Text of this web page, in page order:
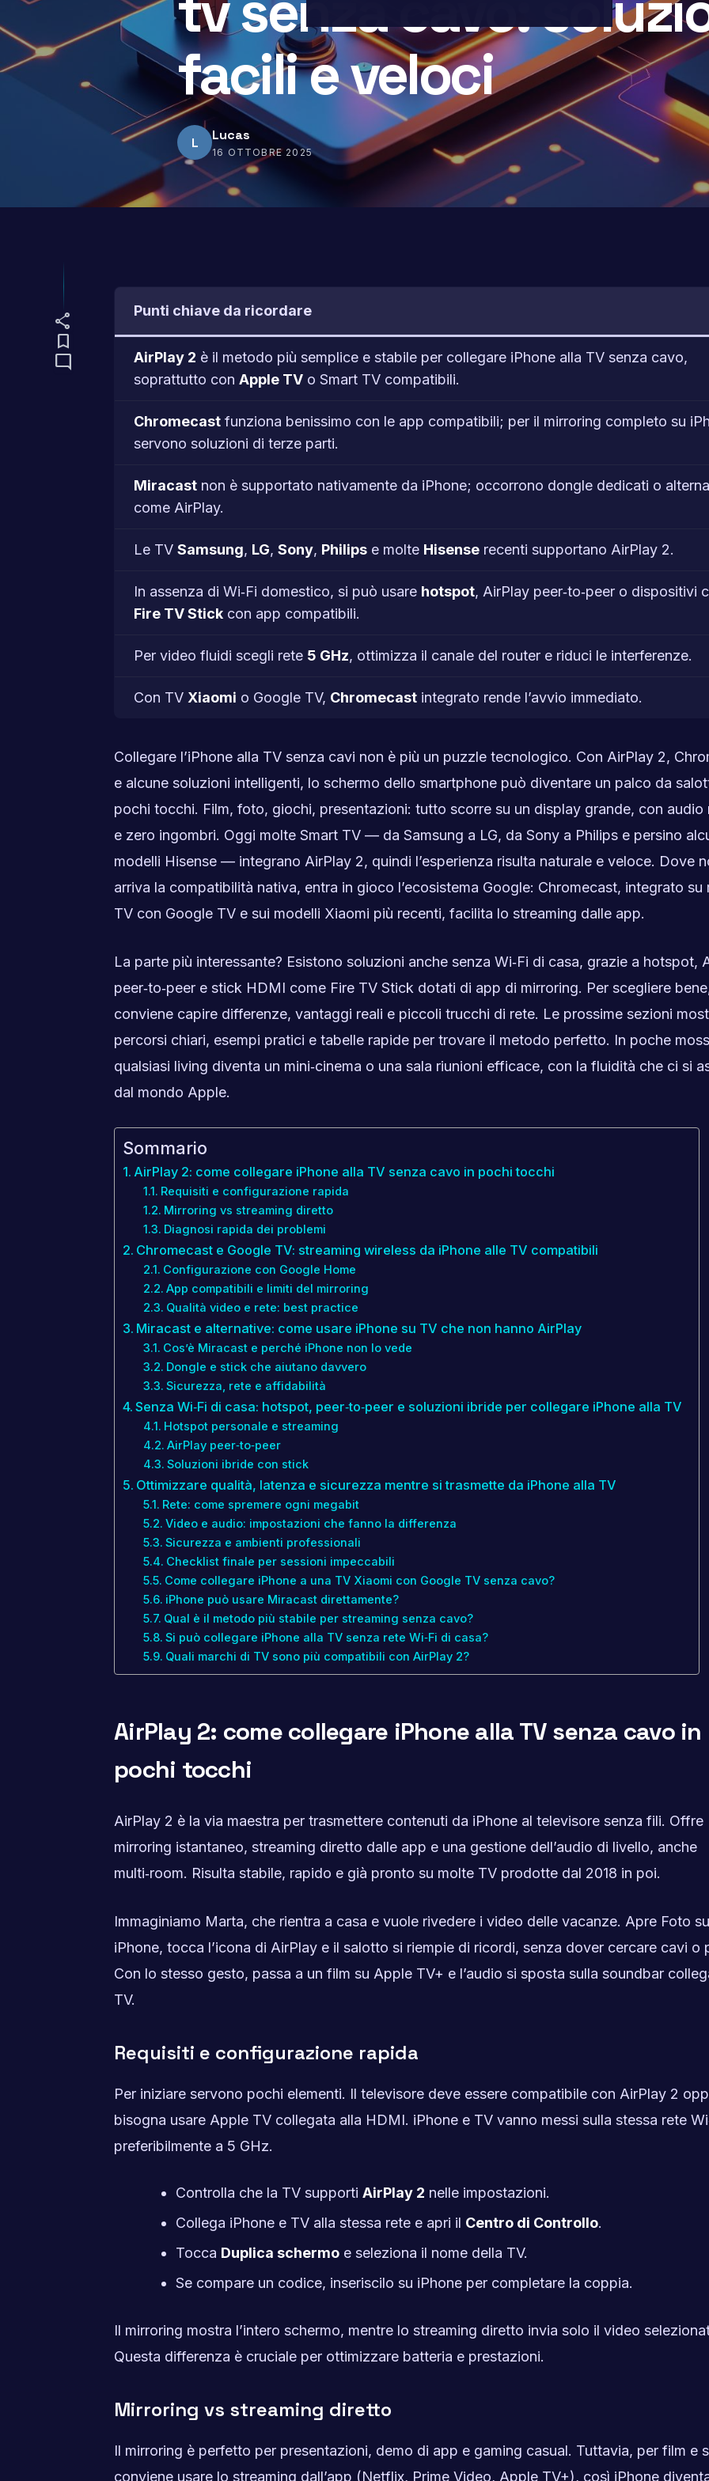
facili e veloci
L Lucas
16 OTTOBRE 2025
share
bookmark
mode_comment
Punti chiave da ricordare
AirPlay 2 è il metodo più semplice e stabile per collegare iPhone alla TV senza cavo,
soprattutto con Apple TV o Smart TV compatibili.
Chromecast funziona benissimo con le app compatibili; per il mirroring completo su
servono soluzioni di terze parti.
Miracast non è supportato nativamente da iPhone; occorrono dongle dedicati o
come AirPlay.
Le TV Samsung, LG, Sony, Philips e molte Hisense recenti supportano AirPlay 2.
In assenza di Wi‑Fi domestico, si può usare hotspot, AirPlay peer‑to‑peer o dispositivi
Fire TV Stick con app compatibili.
Per video fluidi scegli rete 5 GHz, ottimizza il canale del router e riduci le interferenze.
Con TV Xiaomi o Google TV, Chromecast integrato rende l’avvio immediato.
Collegare l’iPhone alla TV senza cavi non è più un puzzle tecnologico. Con AirPlay 2,
e alcune soluzioni intelligenti, lo schermo dello smartphone può diventare un palco da
pochi tocchi. Film, foto, giochi, presentazioni: tutto scorre su un display grande, con audio
e zero ingombri. Oggi molte Smart TV — da Samsung a LG, da Sony a Philips e persino
modelli Hisense — integrano AirPlay 2, quindi l’esperienza risulta naturale e veloce. Dove
arriva la compatibilità nativa, entra in gioco l’ecosistema Google: Chromecast, integrato su
TV con Google TV e sui modelli Xiaomi più recenti, facilita lo streaming dalle app.
La parte più interessante? Esistono soluzioni anche senza Wi‑Fi di casa, grazie a hotspot,
peer‑to‑peer e stick HDMI come Fire TV Stick dotati di app di mirroring. Per scegliere
conviene capire differenze, vantaggi reali e piccoli trucchi di rete. Le prossime sezioni
percorsi chiari, esempi pratici e tabelle rapide per trovare il metodo perfetto. In poche
qualsiasi living diventa un mini‑cinema o una sala riunioni efficace, con la fluidità che ci si
dal mondo Apple.
Sommario
AirPlay 2: come collegare iPhone alla TV senza cavo in pochi tocchi
Requisiti e configurazione rapida
Mirroring vs streaming diretto
Diagnosi rapida dei problemi
Chromecast e Google TV: streaming wireless da iPhone alle TV compatibili
Configurazione con Google Home
App compatibili e limiti del mirroring
Qualità video e rete: best practice
Miracast e alternative: come usare iPhone su TV che non hanno AirPlay
Cos’è Miracast e perché iPhone non lo vede
Dongle e stick che aiutano davvero
Sicurezza, rete e affidabilità
Senza Wi‑Fi di casa: hotspot, peer‑to‑peer e soluzioni ibride per collegare iPhone alla TV
Hotspot personale e streaming
AirPlay peer‑to‑peer
Soluzioni ibride con stick
Ottimizzare qualità, latenza e sicurezza mentre si trasmette da iPhone alla TV
Rete: come spremere ogni megabit
Video e audio: impostazioni che fanno la differenza
Sicurezza e ambienti professionali
Checklist finale per sessioni impeccabili
Come collegare iPhone a una TV Xiaomi con Google TV senza cavo?
iPhone può usare Miracast direttamente?
Qual è il metodo più stabile per streaming senza cavo?
Si può collegare iPhone alla TV senza rete Wi‑Fi di casa?
Quali marchi di TV sono più compatibili con AirPlay 2?
AirPlay 2: come collegare iPhone alla TV senza cavo in
pochi tocchi
AirPlay 2 è la via maestra per trasmettere contenuti da iPhone al televisore senza fili. Offre
mirroring istantaneo, streaming diretto dalle app e una gestione dell’audio di livello, anche
multi‑room. Risulta stabile, rapido e già pronto su molte TV prodotte dal 2018 in poi.
Immaginiamo Marta, che rientra a casa e vuole rivedere i video delle vacanze. Apre Foto su
iPhone, tocca l’icona di AirPlay e il salotto si riempie di ricordi, senza dover cercare cavi o
Con lo stesso gesto, passa a un film su Apple TV+ e l’audio si sposta sulla soundbar
TV.
Requisiti e configurazione rapida
Per iniziare servono pochi elementi. Il televisore deve essere compatibile con AirPlay 2
bisogna usare Apple TV collegata alla HDMI. iPhone e TV vanno messi sulla stessa rete
preferibilmente a 5 GHz.
Controlla che la TV supporti AirPlay 2 nelle impostazioni.
Collega iPhone e TV alla stessa rete e apri il Centro di Controllo.
Tocca Duplica schermo e seleziona il nome della TV.
Se compare un codice, inseriscilo su iPhone per completare la coppia.
Il mirroring mostra l’intero schermo, mentre lo streaming diretto invia solo il video
Questa differenza è cruciale per ottimizzare batteria e prestazioni.
Mirroring vs streaming diretto
Il mirroring è perfetto per presentazioni, demo di app e gaming casual. Tuttavia, per film e
conviene usare lo streaming dall’app (Netflix, Prime Video, Apple TV+), così iPhone